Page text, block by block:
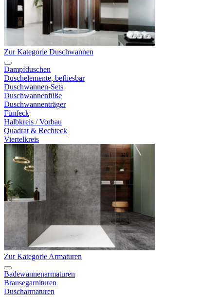
Zur Kategorie Duschwannen
Dampfduschen
Duschelemente, befliesbar
Duschwannen-Sets
Duschwannenfüße
Duschwannenträger
Fünfeck
Halbkreis / Vorbau
Quadrat & Rechteck
Viertelkreis
Zur Kategorie Armaturen
Badewannenarmaturen
Brausegarnituren
Duscharmaturen